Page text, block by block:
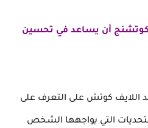
أن يساعد في تحسين
اللايف كوتش على التعرف على
التي يواجهها الشخص